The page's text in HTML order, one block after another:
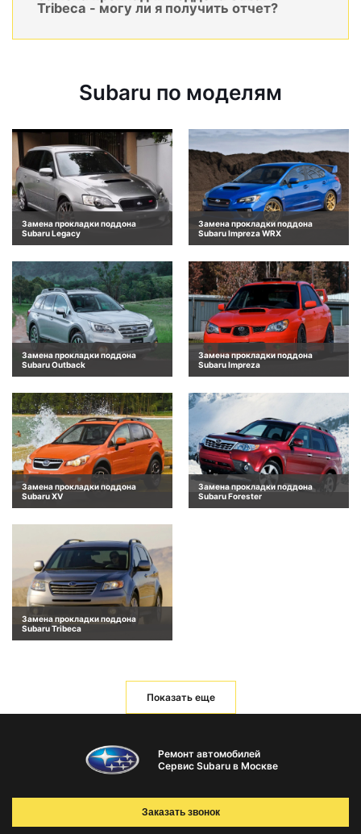
Tribeca - могу ли я получить отчет?
Subaru по моделям
Замена прокладки поддона
Subaru Legacy
Замена прокладки поддона
Subaru Impreza WRX
Замена прокладки поддона
Subaru Outback
Замена прокладки поддона
Subaru Impreza
Замена прокладки поддона
Subaru XV
Замена прокладки поддона
Subaru Forester
Замена прокладки поддона
Subaru Tribeca
Показать еще
Ремонт автомобилей
Сервис Subaru в Москве
Заказать звонок